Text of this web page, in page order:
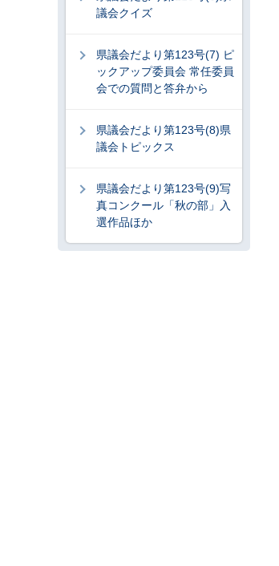
議会クイズ
県議会だより第123号(7) ピ
ックアップ委員会 常任委員
会での質問と答弁から
県議会だより第123号(8)県
議会トピックス
県議会だより第123号(9)写
真コンクール「秋の部」入
選作品ほか